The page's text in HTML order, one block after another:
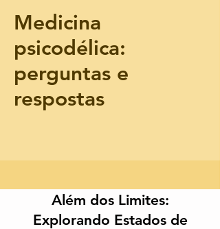
Medicina
psicodélica:
perguntas e
respostas
Além dos Limites:
Explorando Estados de